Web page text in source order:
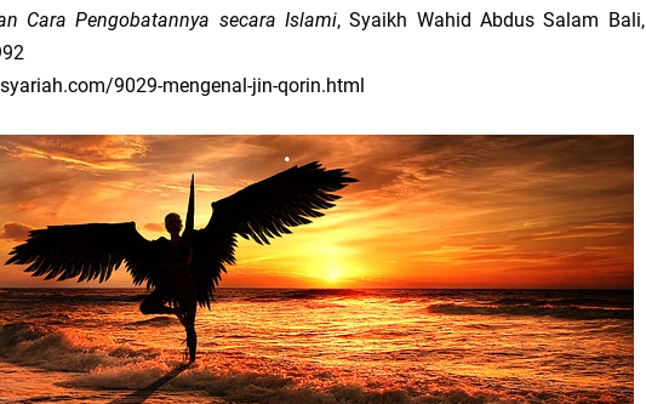
Cara Pengobatannya secara Islami, Syaikh Wahid Abdus Salam Bali,
9029-mengenal-jin-qorin.html